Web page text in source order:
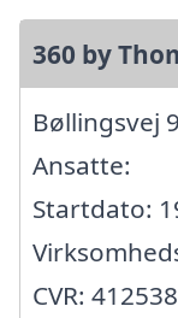
360 by
Bøllingsvej
Ansatte:
Startdato:
CVR: